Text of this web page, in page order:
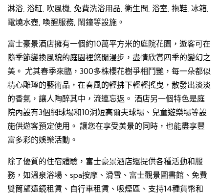
淋浴, 浴缸, 吹風機, 免費洗浴用品, 衛生間, 浴室, 拖鞋, 冰箱,
電燒水壺, 喚醒服務, 鬧鐘等設施。
富士豪景酒店擁有一個約10萬平方米的庭院花園，遊客可在
隨季節變換風貌的庭園裡悠閒漫步，盡情欣賞四季的變幻之
美。 尤其春季來臨，300多株櫻花樹爭相鬥艷，每一朵都似
精心雕琢的藝術品，在春風的輕拂下輕輕搖曳，散發出淡淡
的香氣，讓人陶醉其中，流連忘返。 酒店另一個特色是庭
院內設有3個網球場和10洞短高爾夫球場、兒童遊樂場等設
施供遊客預定使用。 讓您在享受美景的同時，也能盡享豐
富多彩的娛樂活動。
除了優質的住宿體驗，富士豪景酒店還提供各種活動和服
務，如溫泉浴場、spa按摩、滑雪、富士觀景圖書館、免費
雙筒望遠鏡租賃、自行車租賃、吸煙區、支持14種貨幣和